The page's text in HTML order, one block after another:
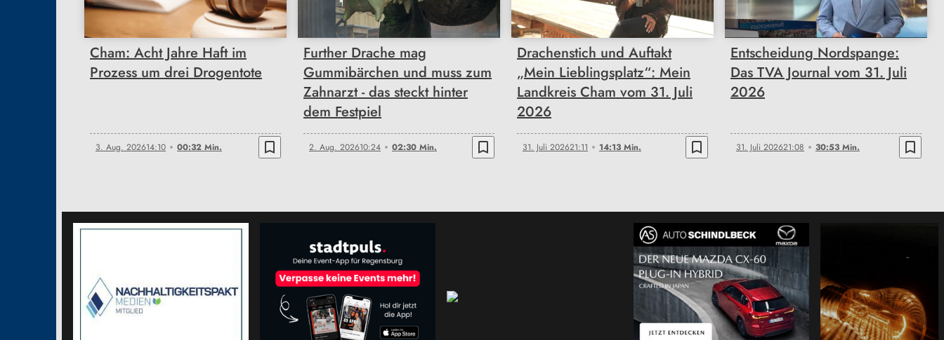
Cham: Acht Jahre Haft im
Prozess um drei Drogentote
3. Aug. 202614:10 00:32 Min. bookmark_border
Further Drache mag
Gummibärchen und muss zum
Zahnarzt - das steckt hinter
dem Festpiel
2. Aug. 202610:24 02:30 Min. bookmark_border
Drachenstich und Auftakt
„Mein Lieblingsplatz“: Mein
Landkreis Cham vom 31. Juli
2026
31. Juli 202621:11 14:13 Min. bookmark_border
Entscheidung Nordspange:
Das TVA Journal vom 31. Juli
2026
31. Juli 202621:08 30:53 Min. bookmark_border